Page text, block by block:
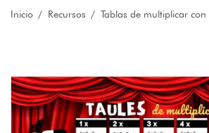
Inicio Recursos Tablas de multiplicar